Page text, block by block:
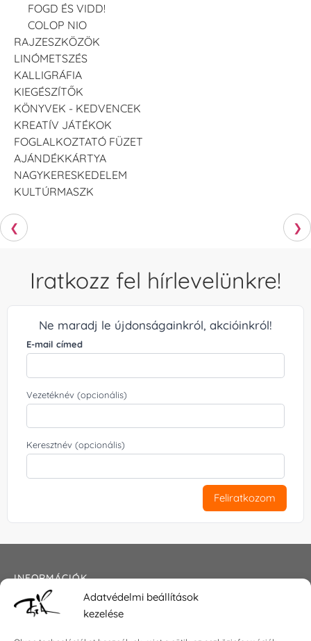
Adatvédelmi beállítások
kezelése
FOGD ÉS VIDD!
COLOP NIO
RAJZESZKÖZÖK
LINÓMETSZÉS
KALLIGRÁFIA
KIEGÉSZÍTŐK
KÖNYVEK - KEDVENCEK
KREATÍV JÁTÉKOK
FOGLALKOZTATÓ FÜZET
AJÁNDÉKKÁRTYA
NAGYKERESKEDELEM
KULTÚRMASZK
❮ ❯
Iratkozz fel hírlevelünkre!
Ne maradj le újdonságainkról, akcióinkról!
E-mail címed
Vezetéknév (opcionális)
Keresztnév (opcionális)
Feliratkozom
INFORMÁCIÓK
Általános szerződési feltételek